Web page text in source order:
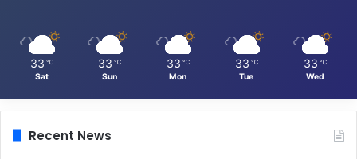
33 ℃
Sat
33 ℃
Sun
33 ℃
Mon
33 ℃
Tue
33 ℃
Wed
Recent News